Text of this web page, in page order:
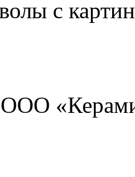
с